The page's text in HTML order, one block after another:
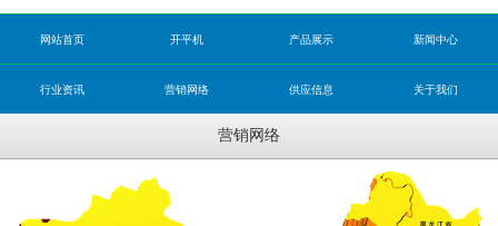
网站首页 开平机 产品展示 新闻中心
行业资讯 营销网络 供应信息 关于我们
营销网络